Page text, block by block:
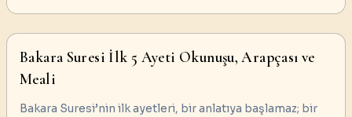
Bakara Suresi İlk 5 Ayeti Okunuşu, Arapçası ve
Meali
Bakara Suresi’nin ilk ayetleri, bir anlatıya başlamaz; bir